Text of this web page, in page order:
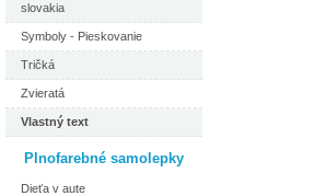
slovakia
Symboly - Pieskovanie
Tričká
Zvieratá
Vlastný text
Plnofarebné samolepky
Dieťa v aute